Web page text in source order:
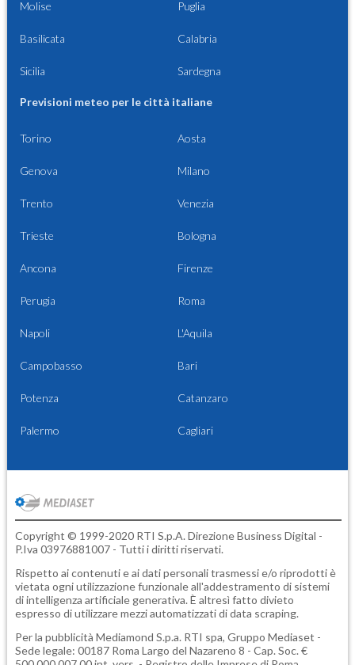
Molise Puglia
Basilicata Calabria
Sicilia Sardegna
Previsioni meteo per le città italiane
Torino Aosta
Genova Milano
Trento Venezia
Trieste Bologna
Ancona Firenze
Perugia Roma
Napoli L'Aquila
Campobasso Bari
Potenza Catanzaro
Palermo Cagliari
Copyright © 1999-2020 RTI S.p.A. Direzione Business Digital -
P.Iva 03976881007 - Tutti i diritti riservati.
Rispetto ai contenuti e ai dati personali trasmessi e/o riprodotti è
vietata ogni utilizzazione funzionale all'addestramento di sistemi
di intelligenza artificiale generativa. È altresì fatto divieto
espresso di utilizzare mezzi automatizzati di data scraping.
Per la pubblicità Mediamond S.p.a. RTI spa, Gruppo Mediaset -
Sede legale: 00187 Roma Largo del Nazareno 8 - Cap. Soc. €